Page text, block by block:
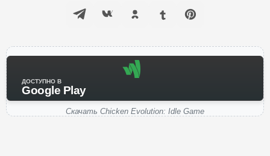
ДОСТУПНО В
Google Play
Скачать Chicken Evolution: Idle Game